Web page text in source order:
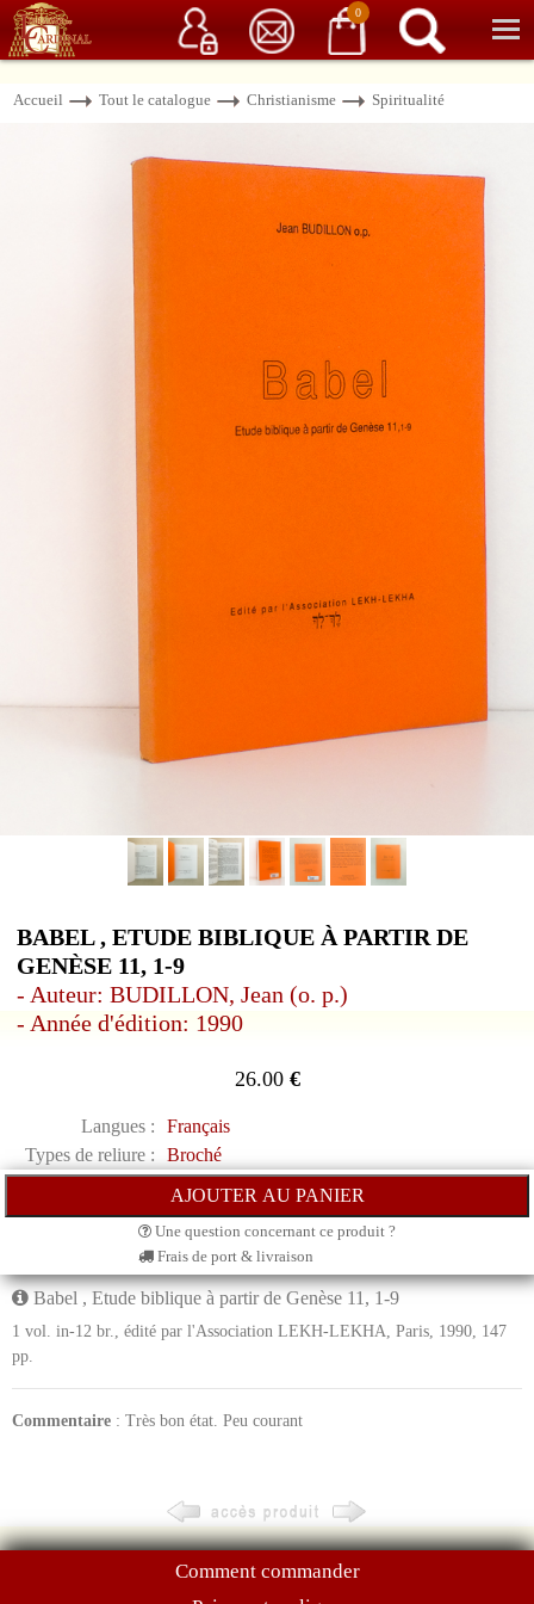
0
Service client 06 15 37 15 37 Librairie de livres anciens & rares
Accueil Tout le catalogue Christianisme Spiritualité
BABEL , ETUDE BIBLIQUE À PARTIR DE
GENÈSE 11, 1-9
- Auteur: BUDILLON, Jean (o. p.)
- Année d'édition: 1990
26.00€
Langues :
Français
Types de reliure :
Broché
Une question concernant ce produit ?
Frais de port & livraison
Babel , Etude biblique à partir de Genèse 11, 1-9
1 vol. in-12 br., édité par l'Association LEKH-LEKHA, Paris, 1990, 147
pp.
Commentaire : Très bon état. Peu courant
Comment commander